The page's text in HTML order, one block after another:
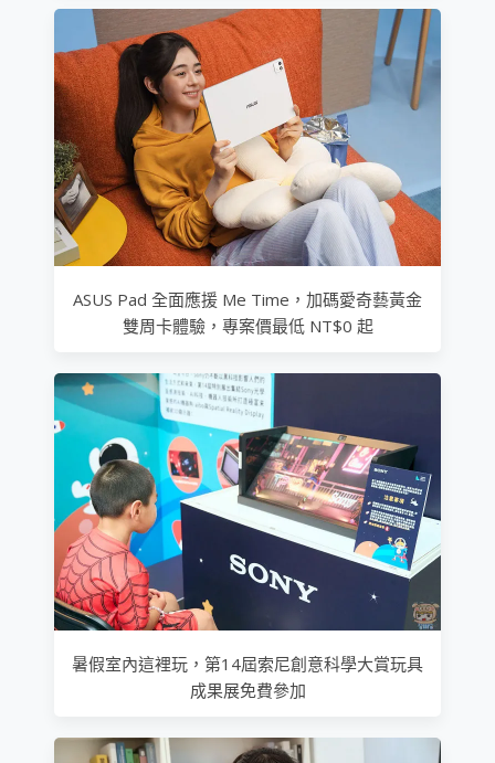
ASUS Pad 全面應援 Me Time，加碼愛奇藝黃金
雙周卡體驗，專案價最低 NT$0 起
暑假室內這裡玩，第14屆索尼創意科學大賞玩具
成果展免費參加